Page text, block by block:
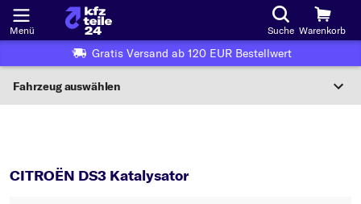
Menü Suche Warenkorb
Gratis Versand ab 120 EUR Bestellwert
Fahrzeug auswählen
Wo finde ich die?
CITROËN DS3 Katalysator